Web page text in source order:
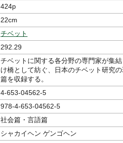
424p
22cm
チベット
292.29
チベットに関する各分野の専門家が集
け橋として紡ぐ、日本のチベット研究
篇を収録する。
4-653-04562-5
978-4-653-04562-5
社会篇・言語篇
シャカイヘン ゲンゴヘン